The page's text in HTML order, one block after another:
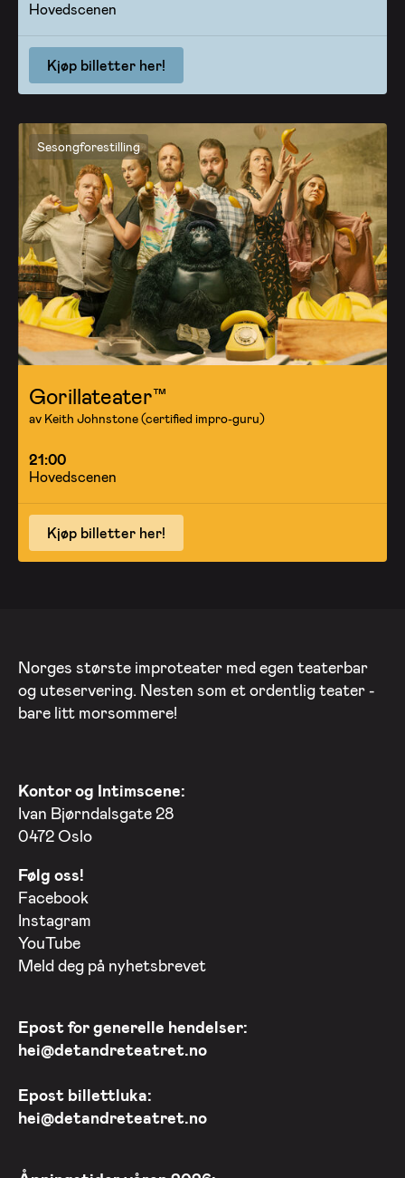
Hovedscenen
Kjøp billetter her!
Sesongforestilling
Gorillateater™
av Keith Johnstone (certified impro-guru)
21:00
Hovedscenen
Kjøp billetter her!
Norges største improteater med egen teaterbar
og uteservering. Nesten som et ordentlig teater -
bare litt morsommere!
Kontor og Intimscene:
Ivan Bjørndalsgate 28
0472 Oslo
Følg oss!
Facebook
Instagram
YouTube
Meld deg på nyhetsbrevet
Epost for generelle hendelser:
hei@detandreteatret.no
Epost billettluka:
hei@detandreteatret.no